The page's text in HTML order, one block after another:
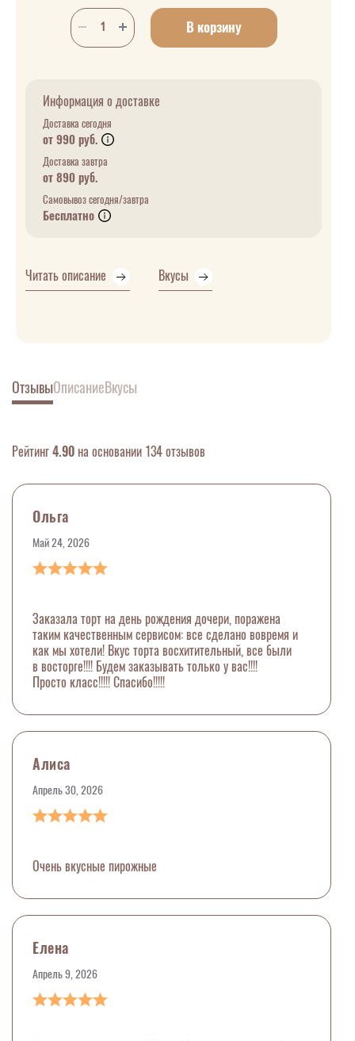
В корзину
Информация о доставке
Доставка сегодня
от 990 руб.
Доставка завтра
от 890 руб.
Самовывоз сегодня/завтра
Бесплатно
Читать описание Вкусы
ОтзывыОписаниеВкусы
Рейтинг4.90 на основании 134 отзывов
Ольга
Май 24, 2026
Заказала торт на день рождения дочери, поражена
таким качественным сервисом: все сделано вовремя и
как мы хотели! Вкус торта восхитительный, все были
в восторге!!!! Будем заказывать только у вас!!!!
Просто класс!!!!! Спасибо!!!!!
Алиса
Апрель 30, 2026
Очень вкусные пирожные
Елена
Апрель 9, 2026